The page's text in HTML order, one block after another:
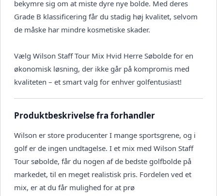
bekymre sig om at miste dyre nye bolde. Med deres
Grade B klassificering får du stadig høj kvalitet, selvom
de måske har mindre kosmetiske skader.
Vælg Wilson Staff Tour Mix Hvid Herre Søbolde for en
økonomisk løsning, der ikke går på kompromis med
kvaliteten – et smart valg for enhver golfentusiast!
Produktbeskrivelse fra forhandler
Wilson er store producenter I mange sportsgrene, og i
golf er de ingen undtagelse. I et mix med Wilson Staff
Tour søbolde, får du nogen af de bedste golfbolde på
markedet, til en meget realistisk pris. Fordelen ved et
mix, er at du får mulighed for at prø